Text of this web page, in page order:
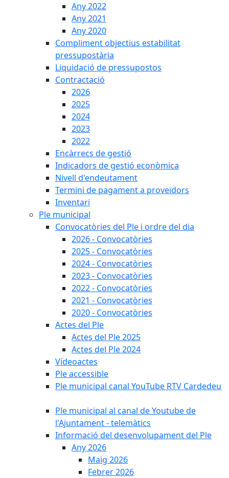
Any 2022
Any 2021
Any 2020
Compliment objectius estabilitat
pressupostària
Liquidació de pressupostos
Contractació
2026
2025
2024
2023
2022
Encàrrecs de gestió
Indicadors de gestió econòmica
Nivell d'endeutament
Termini de pagament a proveïdors
Inventari
Ple municipal
Convocatòries del Ple i ordre del dia
2026 - Convocatòries
2025 - Convocatòries
2024 - Convocatòries
2023 - Convocatòries
2022 - Convocatòries
2021 - Convocatòries
2020 - Convocatòries
Actes del Ple
Actes del Ple 2025
Actes del Ple 2024
Vídeoactes
Ple accessible
Ple municipal canal YouTube RTV Cardedeu
Ple municipal al canal de Youtube de
l'Ajuntament - telemàtics
Informació del desenvolupament del Ple
Any 2026
Maig 2026
Febrer 2026